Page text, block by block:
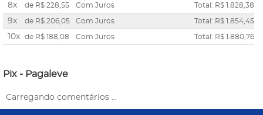
8x de R$ 228,55 Com Juros Total: R$ 1.828,38
9x de R$ 206,05 Com Juros Total: R$ 1.854,45
10x de R$ 188,08 Com Juros Total: R$ 1.880,76
Pix - Pagaleve
Carregando comentários ...